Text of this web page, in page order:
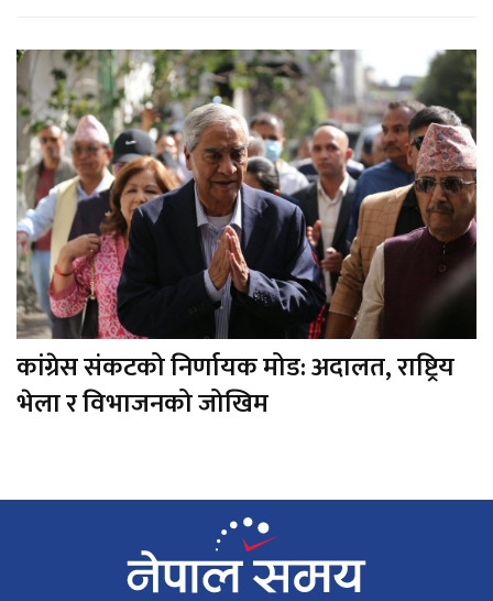
कांग्रेस संकटको निर्णायक मोड: अदालत, राष्ट्रिय
भेला र विभाजनको जोखिम